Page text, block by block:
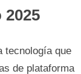
tecnología que
de plataforma